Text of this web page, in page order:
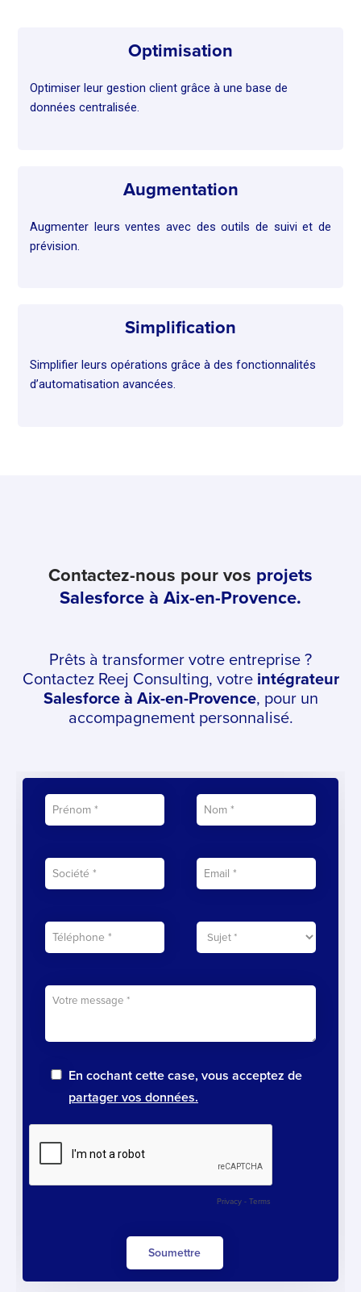
Optimisation
Optimiser leur gestion client grâce à une base de
données centralisée.
Augmentation
Augmenter leurs ventes avec des outils de suivi et de
prévision.
Simplification
Simplifier leurs opérations grâce à des fonctionnalités
d’automatisation avancées.
Contactez-nous pour vos projets
Salesforce à Aix-en-Provence.
Prêts à transformer votre entreprise ?
Contactez Reej Consulting, votreintégrateur
Salesforce à Aix-en-Provence, pour un
accompagnement personnalisé.